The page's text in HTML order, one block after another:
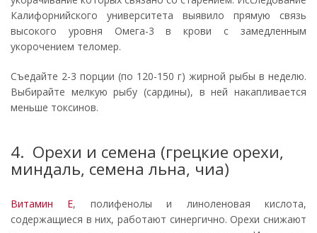
Калифорнийского университета выявило прямую связь
высокого уровня Омега-3 в крови с замедленным
укорочением теломер.
Съедайте 2-3 порции (по 120-150 г) жирной рыбы в неделю.
Выбирайте мелкую рыбу (сардины), в ней накапливается
меньше токсинов.
4. Орехи и семена (грецкие орехи,
миндаль, семена льна, чиа)
Витамин Е, полифенолы и линоленовая кислота,
содержащиеся в них, работают синергично. Орехи снижают